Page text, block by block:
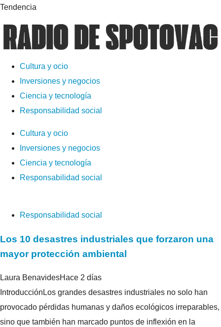
Tendencia
Cultura y ocio
Inversiones y negocios
Ciencia y tecnología
Responsabilidad social
Cultura y ocio
Inversiones y negocios
Ciencia y tecnología
Responsabilidad social
Responsabilidad social
Los 10 desastres industriales que forzaron una
mayor protección ambiental
Laura BenavidesHace 2 días
IntroducciónLos grandes desastres industriales no solo han
provocado pérdidas humanas y daños ecológicos irreparables,
sino que también han marcado puntos de inflexión en la